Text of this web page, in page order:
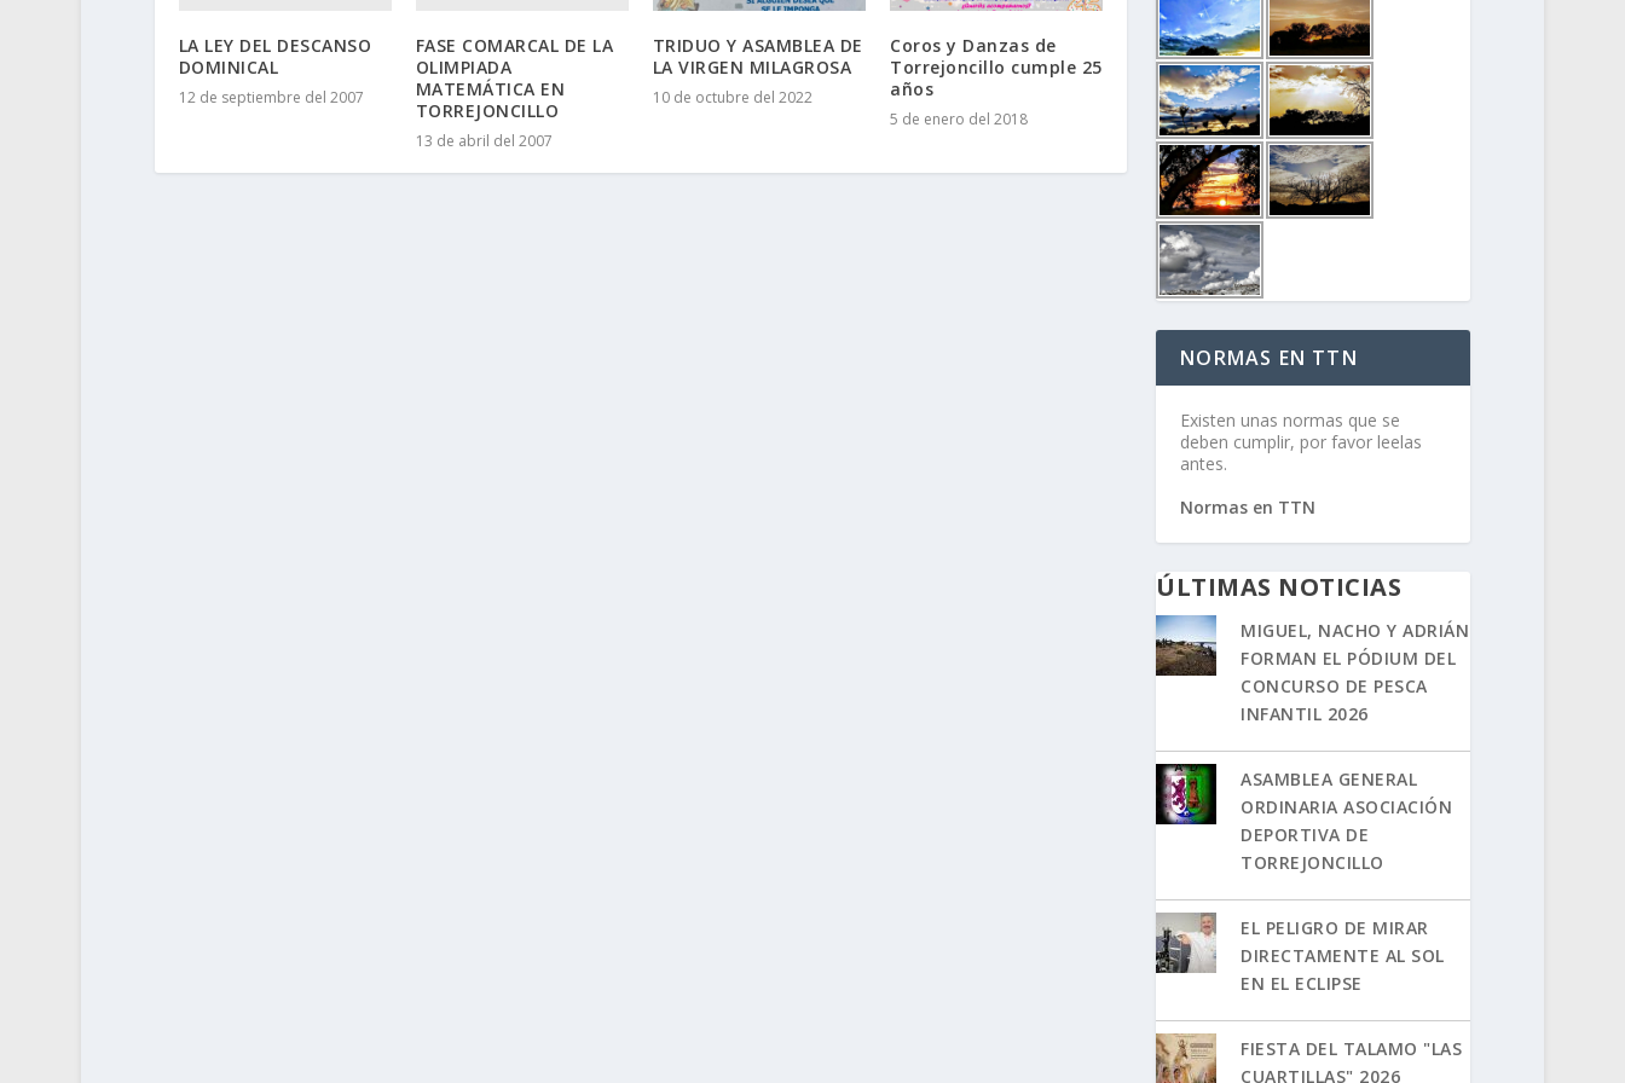
LA LEY DEL DESCANSO
DOMINICAL
12 de septiembre del 2007
FASE COMARCAL DE LA
OLIMPIADA
MATEMÁTICA EN
TORREJONCILLO
13 de abril del 2007
TRIDUO Y ASAMBLEA DE
LA VIRGEN MILAGROSA
10 de octubre del 2022
Coros y Danzas de
Torrejoncillo cumple 25
años
5 de enero del 2018
NORMAS EN TTN
Existen unas normas que se
deben cumplir, por favor leelas
antes.
Normas en TTN
ÚLTIMAS NOTICIAS
MIGUEL, NACHO Y ADRIÁN
FORMAN EL PÓDIUM DEL
CONCURSO DE PESCA
INFANTIL 2026
ASAMBLEA GENERAL
ORDINARIA ASOCIACIÓN
DEPORTIVA DE
TORREJONCILLO
EL PELIGRO DE MIRAR
DIRECTAMENTE AL SOL
EN EL ECLIPSE
FIESTA DEL TALAMO "LAS
CUARTILLAS" 2026